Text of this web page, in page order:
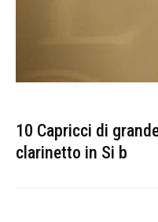
10 Capricci di
clarinetto in Si b